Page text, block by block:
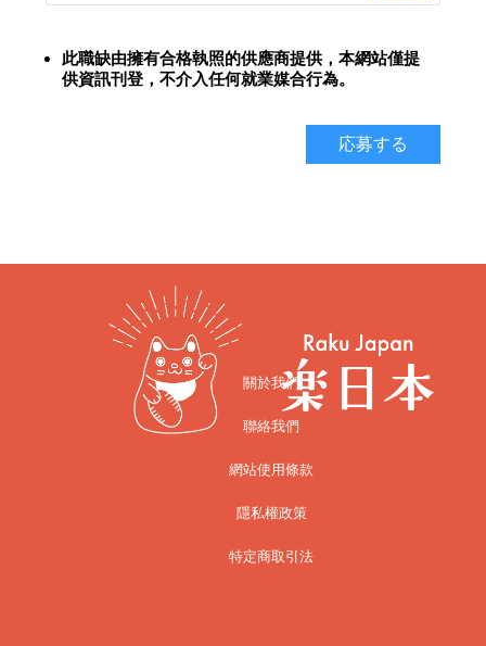
此職缺由擁有合格執照的供應商提供， 本網站僅提
供資訊刊登，不介入任何就業媒合行為。
応募する
關於我們
聯絡我們
網站使用條款
隱私權政策
特定商取引法